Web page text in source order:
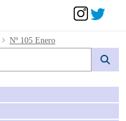
Nº 105 Enero